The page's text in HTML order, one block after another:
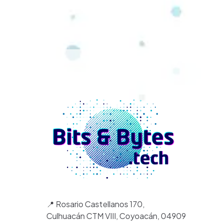
📍 Rosario Castellanos 170,
Culhuacán CTM VIII, Coyoacán, 04909